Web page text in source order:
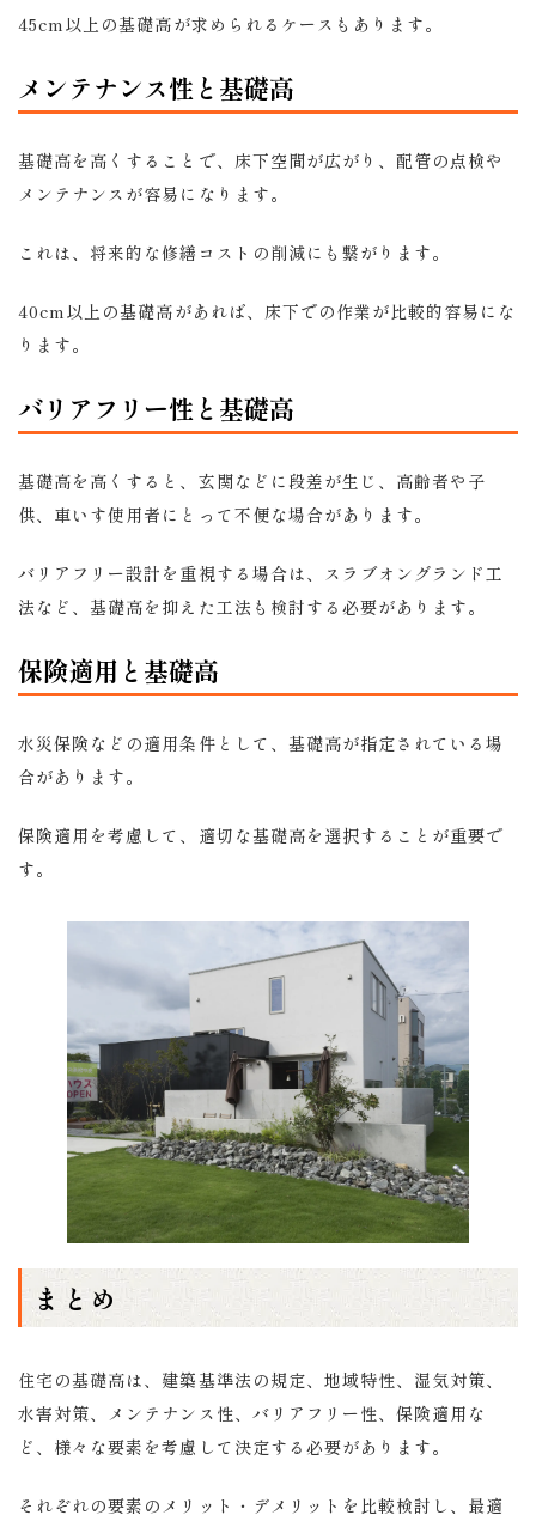
45cm以上の基礎高が求められるケースもあります。
メンテナンス性と基礎高
基礎高を高くすることで、床下空間が広がり、配管の点検や
メンテナンスが容易になります。
これは、将来的な修繕コストの削減にも繋がります。
40cm以上の基礎高があれば、床下での作業が比較的容易にな
ります。
バリアフリー性と基礎高
基礎高を高くすると、玄関などに段差が生じ、高齢者や子
供、車いす使用者にとって不便な場合があります。
バリアフリー設計を重視する場合は、スラブオングランド工
法など、基礎高を抑えた工法も検討する必要があります。
保険適用と基礎高
水災保険などの適用条件として、基礎高が指定されている場
合があります。
保険適用を考慮して、適切な基礎高を選択することが重要で
す。
まとめ
住宅の基礎高は、建築基準法の規定、地域特性、湿気対策、
水害対策、メンテナンス性、バリアフリー性、保険適用な
ど、様々な要素を考慮して決定する必要があります。
それぞれの要素のメリット・デメリットを比較検討し、最適